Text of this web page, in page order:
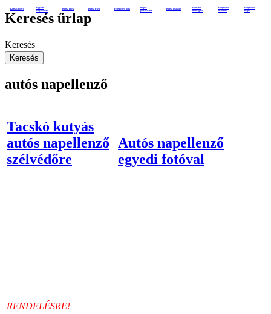
Kutyás bögre
Egyedi
kutyakendő
Kutya biléta Kutya frizbi Fényképes póló
Képes
poháralátét
Kutya nyakörv
Feliratos
hűtmágnes
Fényképes
nyaklánc
Fényképes
bögre
Keresés űrlap
Keresés
autós napellenző
Tacskó kutyás
autós napellenző
szélvédőre
RENDELÉSRE!
Autós napellenző
egyedi fotóval